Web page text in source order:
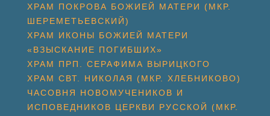
ХРАМ ПОКРОВА БОЖИЕЙ МАТЕРИ (МКР.
ШЕРЕМЕТЬЕВСКИЙ)
ХРАМ ИКОНЫ БОЖИЕЙ МАТЕРИ
«ВЗЫСКАНИЕ ПОГИБШИХ»
ХРАМ ПРП. СЕРАФИМА ВЫРИЦКОГО
ХРАМ СВТ. НИКОЛАЯ (МКР. ХЛЕБНИКОВО)
ЧАСОВНЯ НОВОМУЧЕНИКОВ И
ИСПОВЕДНИКОВ ЦЕРКВИ РУССКОЙ (МКР.